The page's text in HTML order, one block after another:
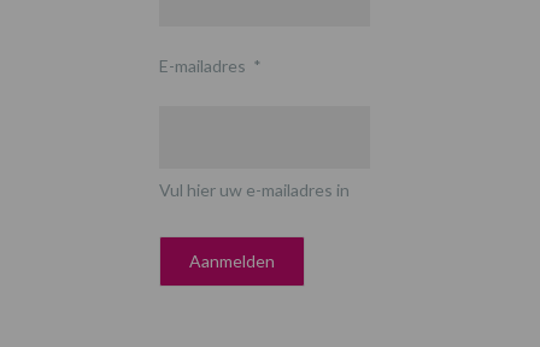
E-mailadres *
Vul hier uw e-mailadres in